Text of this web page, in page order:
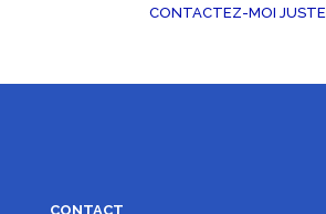
CONTACTEZ-MOI JUSTE
CONTACT